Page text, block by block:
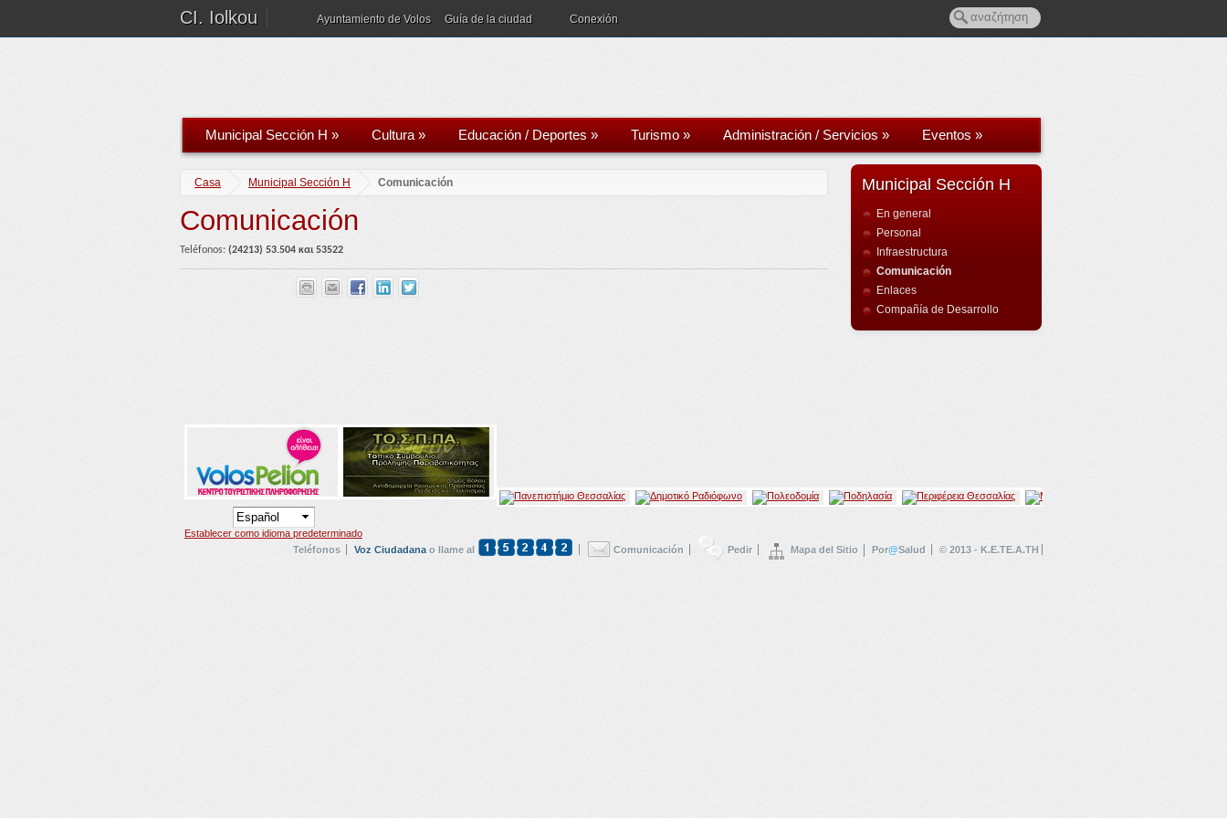
CI. Iolkou Ayuntamiento de Volos Guía de la ciudad Conexión
Municipal Sección H » Cultura» Educación / Deportes » Turismo » Administración / Servicios » Eventos »
Casa Municipal Sección H Comunicación
Comunicación
Teléfonos: (24213) 53.504 και 53522
Municipal Sección H
En general
Personal
Infraestructura
Comunicación
Enlaces
Compañía de Desarrollo
Establecer como idioma predeterminado
Teléfonos
Voz Ciudadana o llame al Comunicación Pedir Mapa del Sitio Por@Salud © 2013 - K.E.TE.A.TH